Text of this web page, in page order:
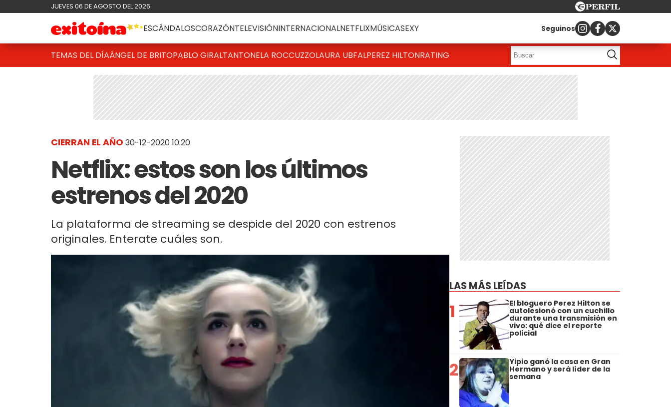
JUEVES 06 DE AGOSTO DEL 2026
ESCÁNDALOSCORAZÓNTELEVISIÓNINTERNACIONALNETFLIXMÚSICASEXY Seguinos
TEMAS DEL DÍAÁNGEL DE BRITOPABLO GIRALTANTONELA ROCCUZZOLAURA UBFALPEREZ HILTONRATING
CIERRAN EL AÑO 30-12-2020 10:20
Netflix: estos son los últimos
estrenos del 2020
La plataforma de streaming se despide del 2020 con estrenos
originales. Enterate cuáles son.
LAS MÁS LEÍDAS
1 El bloguero Perez Hilton se
autolesionó con un cuchillo
durante una transmisión en
vivo: qué dice el reporte
policial
2 Yipio ganó la casa en Gran
Hermano y será líder de la
semana